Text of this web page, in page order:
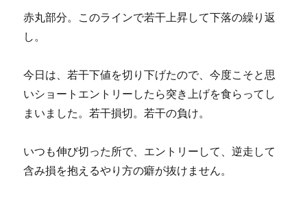
赤丸部分。このラインで若干上昇して下落の繰り返
し。
今日は、若干下値を切り下げたので、今度こそと思
いショートエントリーしたら突き上げを食らってし
まいました。若干損切。若干の負け。
いつも伸び切った所で、エントリーして、逆走して
含み損を抱えるやり方の癖が抜けません。